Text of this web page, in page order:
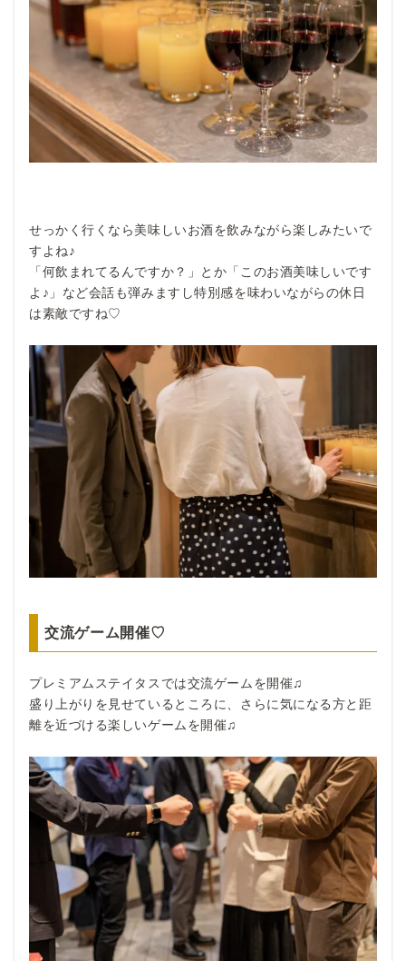
せっかく行くなら美味しいお酒を飲みながら楽しみたいで
すよね♪
「何飲まれてるんですか？」とか「このお酒美味しいです
よ♪」など会話も弾みますし特別感を味わいながらの休日
は素敵ですね♡
交流ゲーム開催♡
プレミアムステイタスでは交流ゲームを開催♫
盛り上がりを見せているところに、さらに気になる方と距
離を近づける楽しいゲームを開催♫